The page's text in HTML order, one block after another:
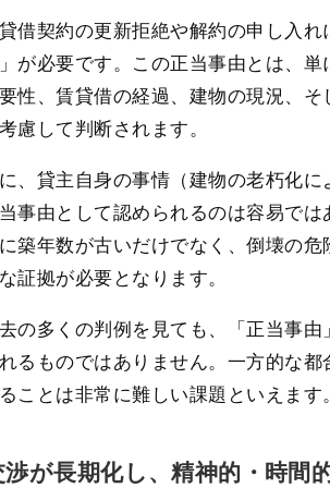
借契約の更新拒絶や解約の申し入れ
」が必要です。この正当事由とは、
性、賃貸借の経過、建物の現況、
慮して判断されます。
、貸主自身の事情（建物の老朽化に
事由として認められるのは容易では
築年数が古いだけでなく、倒壊の
証拠が必要となります。
の多くの判例を見ても、「正当事
るものではありません。一方的な
ことは非常に難しい課題といえます。
渉が長期化し、精神的・時間